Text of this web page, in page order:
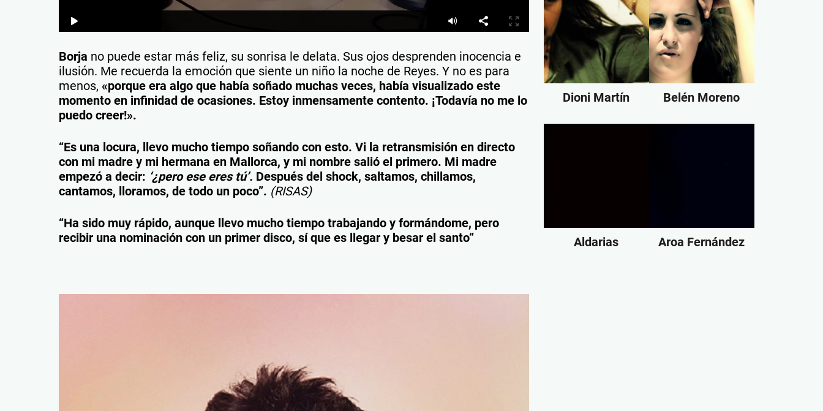
Borja no puede estar más feliz, su sonrisa le delata. Sus ojos desprenden inocencia e
ilusión. Me recuerda la emoción que siente un niño la noche de Reyes. Y no es para
menos, «porque era algo que había soñado muchas veces, había visualizado este
momento en infinidad de ocasiones. Estoy inmensamente contento. ¡Todavía no me lo
puedo creer!».
“Es una locura, llevo mucho tiempo soñando con esto. Vi la retransmisión en directo
con mi madre y mi hermana en Mallorca, y mi nombre salió el primero. Mi madre
empezó a decir: ‘¿pero ese eres tú’. Después del shock, saltamos, chillamos,
cantamos, lloramos, de todo un poco”. (RISAS)
“Ha sido muy rápido, aunque llevo mucho tiempo trabajando y formándome, pero
recibir una nominación con un primer disco, sí que es llegar y besar el santo”
Dioni Martín Belén Moreno
Aldarias Aroa Fernández